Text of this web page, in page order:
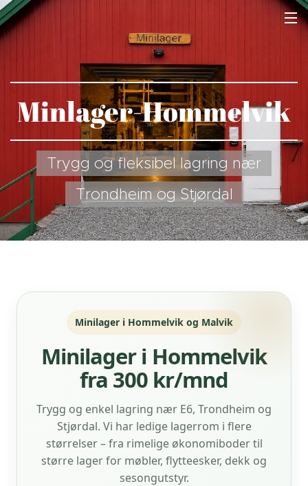
Minlager-Hommelvik
Trygg og fleksibel lagring nær
Trondheim og Stjørdal
Minilager i Hommelvik og Malvik
Minilager i Hommelvik
fra 300 kr/mnd
Trygg og enkel lagring nær E6, Trondheim og
Stjørdal. Vi har ledige lagerrom i flere
størrelser – fra rimelige økonomiboder til
større lager for møbler, flytteesker, dekk og
sesongutstyr.